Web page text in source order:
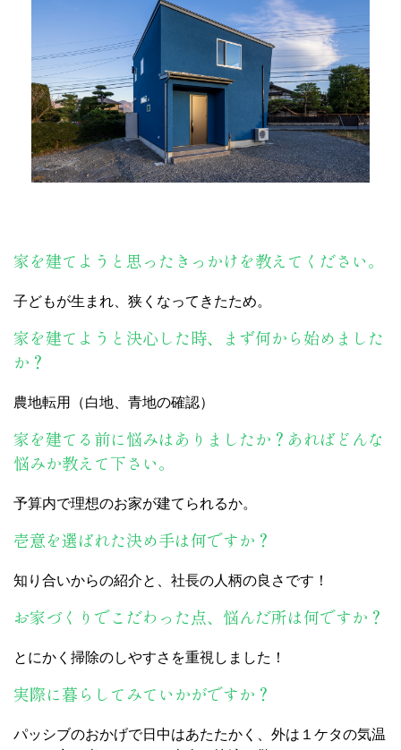
家を建てようと思ったきっかけを教えてください。
子どもが生まれ、狭くなってきたため。
家を建てようと決心した時、まず何から始めました
か？
農地転用（白地、青地の確認）
家を建てる前に悩みはありましたか？あればどんな
悩みか教えて下さい。
予算内で理想のお家が建てられるか。
壱意を選ばれた決め手は何ですか？
知り合いからの紹介と、社長の人柄の良さです！
お家づくりでこだわった点、悩んだ所は何ですか？
とにかく掃除のしやすさを重視しました！
実際に暮らしてみていかがですか？
パッシブのおかげで日中はあたたかく、外は１ケタの気温